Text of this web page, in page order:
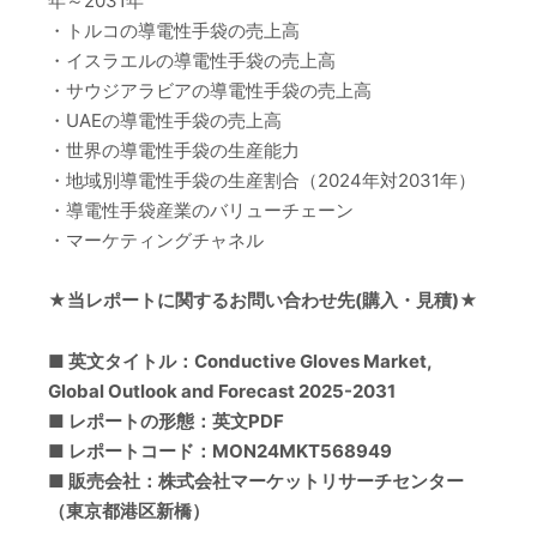
・トルコの導電性手袋の売上高
・イスラエルの導電性手袋の売上高
・サウジアラビアの導電性手袋の売上高
・UAEの導電性手袋の売上高
・世界の導電性手袋の生産能力
・地域別導電性手袋の生産割合（2024年対2031年）
・導電性手袋産業のバリューチェーン
・マーケティングチャネル
★当レポートに関するお問い合わせ先(購入・見積)★
■ 英文タイトル：Conductive Gloves Market,
Global Outlook and Forecast 2025-2031
■ レポートの形態：英文PDF
■ レポートコード：MON24MKT568949
■ 販売会社：株式会社マーケットリサーチセンター
（東京都港区新橋）